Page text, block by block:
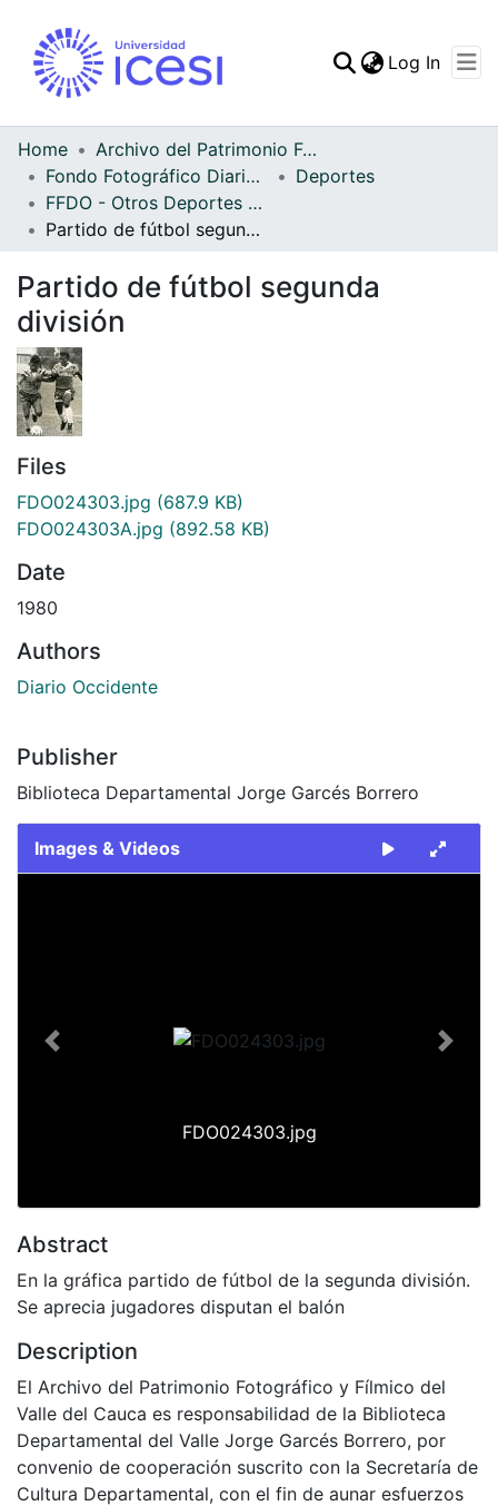
Statistics
Log In
Home
Archivo del Patrimonio Fotográfico y Fílmico del Valle del Cauca
Fondo Fotográfico Diario Occidente
Deportes
FFDO - Otros Deportes - Patrimonial
Partido de fútbol segunda división
Partido de fútbol segunda
división
Files
FDO024303.jpg (687.9 KB)
FDO024303A.jpg (892.58 KB)
Date
1980
Authors
Diario Occidente
Publisher
Biblioteca Departamental Jorge Garcés Borrero
Images & Videos
FDO024303.jpg
Previous Next
Abstract
En la gráfica partido de fútbol de la segunda división.
Se aprecia jugadores disputan el balón
Description
El Archivo del Patrimonio Fotográfico y Fílmico del
Valle del Cauca es responsabilidad de la Biblioteca
Departamental del Valle Jorge Garcés Borrero, por
convenio de cooperación suscrito con la Secretaría de
Cultura Departamental, con el fin de aunar esfuerzos